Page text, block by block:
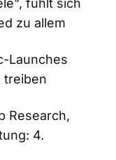
fühlt sich
zu allem
Launches
treiben
Research,
4.